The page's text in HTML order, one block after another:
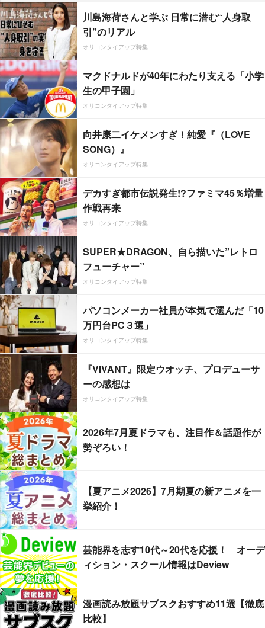
川島海荷さんと学ぶ 日常に潜む“人身取
引”のリアル
オリコンタイアップ特集
マクドナルドが40年にわたり支える「小学
生の甲子園」
オリコンタイアップ特集
向井康二イケメンすぎ！純愛『（LOVE
SONG）』
オリコンタイアップ特集
デカすぎ都市伝説発生!?ファミマ45％増量
作戦再来
オリコンタイアップ特集
SUPER★DRAGON、自ら描いた”レトロ
フューチャー”
オリコンタイアップ特集
パソコンメーカー社員が本気で選んだ「10
万円台PC３選」
オリコンタイアップ特集
『VIVANT』限定ウオッチ、プロデューサ
ーの感想は
オリコンタイアップ特集
2026年7月夏ドラマも、注目作＆話題作が
勢ぞろい！
【夏アニメ2026】7月期夏の新アニメを一
挙紹介！
芸能界を志す10代～20代を応援！ オーデ
ィション・スクール情報はDeview
漫画読み放題サブスクおすすめ11選【徹底
比較】